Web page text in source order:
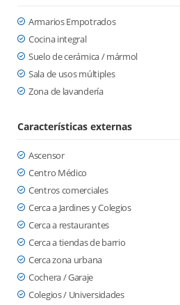
Armarios Empotrados
Cocina integral
Suelo de cerámica / mármol
Sala de usos múltiples
Zona de lavandería
Características externas
Ascensor
Centro Médico
Centros comerciales
Cerca a Jardines y Colegios
Cerca a restaurantes
Cerca a tiendas de barrio
Cerca zona urbana
Cochera / Garaje
Colegios / Universidades